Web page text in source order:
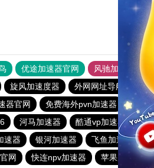
优途加速器官网 风驰加速器
旋风加速度器 外网网址导航 软
器官网 免费海外pvn加速器 每天
河马加速器 酷通vp加速器 快
速器 银河加速器 飞鱼加速器
网 快连npv加速器 苹果加速器